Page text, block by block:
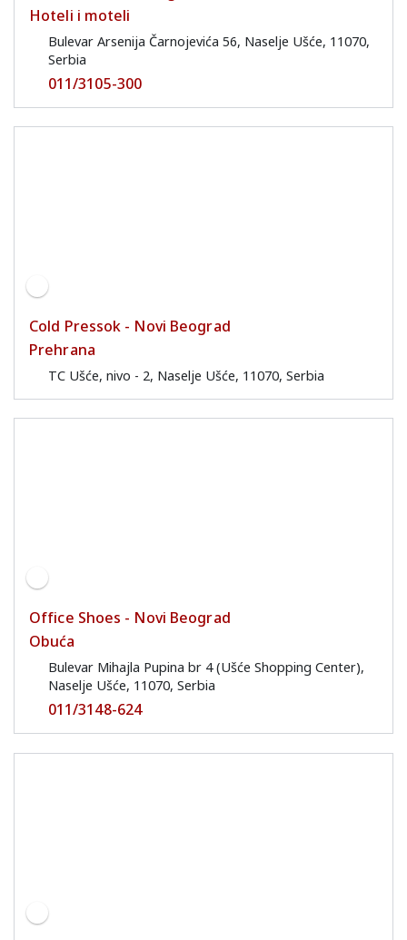
Hoteli i moteli
Bulevar Arsenija Čarnojevića 56, Naselje Ušće, 11070,
Serbia
011/3105-300
Cold Pressok - Novi Beograd
Prehrana
TC Ušće, nivo - 2, Naselje Ušće, 11070, Serbia
Office Shoes - Novi Beograd
Obuća
Bulevar Mihajla Pupina br 4 (Ušće Shopping Center),
Naselje Ušće, 11070, Serbia
011/3148-624